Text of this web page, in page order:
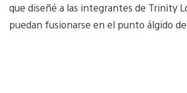
que diseñé a las integrantes de Trinity
puedan fusionarse en el punto álgido